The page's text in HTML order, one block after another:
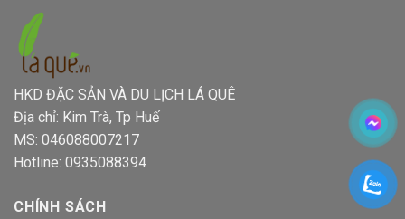
HKD ĐẶC SẢN VÀ DU LỊCH LÁ QUÊ
Địa chỉ: Kim Trà, Tp Huế
MS: 046088007217
Hotline: 0935088394
CHÍNH SÁCH